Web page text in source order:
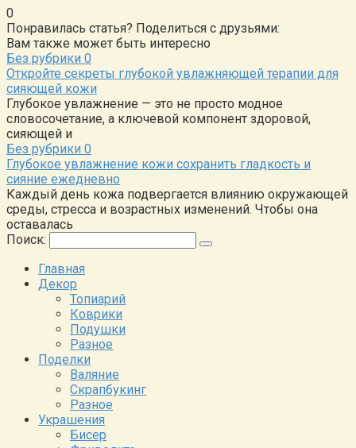
0
Понравилась статья? Поделиться с друзьями:
Вам также может быть интересно
Без рубрики 0
Откройте секреты глубокой увлажняющей терапии для
сияющей кожи
Глубокое увлажнение — это не просто модное
словосочетание, а ключевой компонент здоровой,
сияющей и
Без рубрики 0
Глубокое увлажнение кожи сохранить гладкость и
сияние ежедневно
Каждый день кожа подвергается влиянию окружающей
среды, стресса и возрастных изменений. Чтобы она
оставалась
Поиск:
Главная
Декор
Топиарий
Коврики
Подушки
Разное
Поделки
Валяние
Скрапбукинг
Разное
Украшения
Бисер